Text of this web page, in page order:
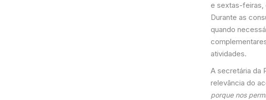
e sextas-feiras,
Durante as
quando
atividades.
A secretária da
relevância do
porque nos